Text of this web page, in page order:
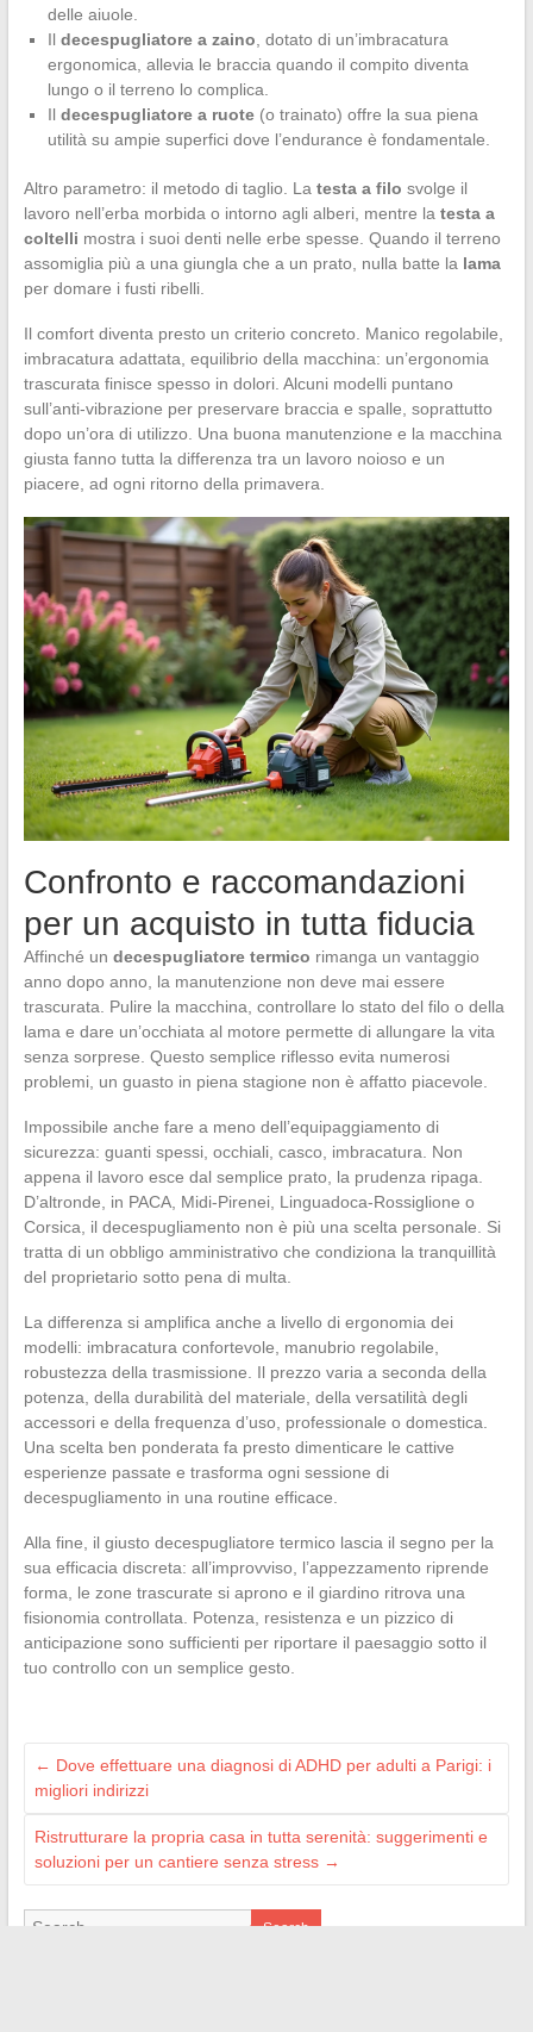
delle aiuole.
Il decespugliatore a zaino , dotato di un’imbracatura
ergonomica, allevia le braccia quando il compito diventa
lungo o il terreno lo complica.
Il decespugliatore a ruote(o trainato) offre la sua piena
utilità su ampie superfici dove l’endurance è fondamentale.
Altro parametro: il metodo di taglio. La testa a filo svolge il
lavoro nell’erba morbida o intorno agli alberi, mentre la testa a
coltelli mostra i suoi denti nelle erbe spesse. Quando il terreno
assomiglia più a una giungla che a un prato, nulla batte la lama
per domare i fusti ribelli.
Il comfort diventa presto un criterio concreto. Manico regolabile,
imbracatura adattata, equilibrio della macchina: un’ergonomia
trascurata finisce spesso in dolori. Alcuni modelli puntano
sull’anti-vibrazione per preservare braccia e spalle, soprattutto
dopo un’ora di utilizzo. Una buona manutenzione e la macchina
giusta fanno tutta la differenza tra un lavoro noioso e un
piacere, ad ogni ritorno della primavera.
Confronto e raccomandazioni
per un acquisto in tutta fiducia
Affinché un decespugliatore termico rimanga un vantaggio
anno dopo anno, la manutenzione non deve mai essere
trascurata. Pulire la macchina, controllare lo stato del filo o della
lama e dare un’occhiata al motore permette di allungare la vita
senza sorprese. Questo semplice riflesso evita numerosi
problemi, un guasto in piena stagione non è affatto piacevole.
Impossibile anche fare a meno dell’equipaggiamento di
sicurezza: guanti spessi, occhiali, casco, imbracatura. Non
appena il lavoro esce dal semplice prato, la prudenza ripaga.
D’altronde, in PACA, Midi-Pirenei, Linguadoca-Rossiglione o
Corsica, il decespugliamento non è più una scelta personale. Si
tratta di un obbligo amministrativo che condiziona la tranquillità
del proprietario sotto pena di multa.
La differenza si amplifica anche a livello di ergonomia dei
modelli: imbracatura confortevole, manubrio regolabile,
robustezza della trasmissione. Il prezzo varia a seconda della
potenza, della durabilità del materiale, della versatilità degli
accessori e della frequenza d’uso, professionale o domestica.
Una scelta ben ponderata fa presto dimenticare le cattive
esperienze passate e trasforma ogni sessione di
decespugliamento in una routine efficace.
Alla fine, il giusto decespugliatore termico lascia il segno per la
sua efficacia discreta: all’improvviso, l’appezzamento riprende
forma, le zone trascurate si aprono e il giardino ritrova una
fisionomia controllata. Potenza, resistenza e un pizzico di
anticipazione sono sufficienti per riportare il paesaggio sotto il
tuo controllo con un semplice gesto.
← Dove effettuare una diagnosi di ADHD per adulti a Parigi: i
migliori indirizzi
Ristrutturare la propria casa in tutta serenità: suggerimenti e
soluzioni per un cantiere senza stress →
Search